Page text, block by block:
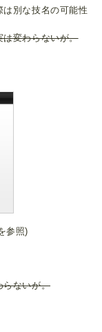
別な技名の可能性
は変わらないが。
参照)
らないが。